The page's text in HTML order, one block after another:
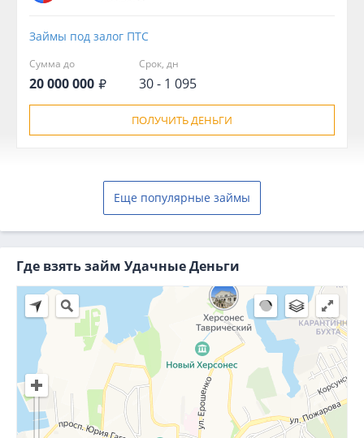
Займы под залог ПТС
Сумма до
20 000 000
Срок, дн
30 - 1 095
ПОЛУЧИТЬ ДЕНЬГИ
Еще популярные займы
Где взять займ Удачные Деньги